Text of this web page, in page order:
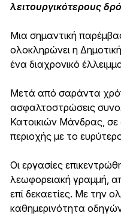
λειτουργικότερους
Μια σημαντική
ολοκληρώνει η
ένα διαχρονικό
Μετά από σαράντα
ασφαλτοστρώσεις
Κατοικιών Μάνδρας, σε
περιοχής με το
Οι εργασίες
λεωφορειακή γραμμή,
επί δεκαετίες. Με την
καθημερινότητα